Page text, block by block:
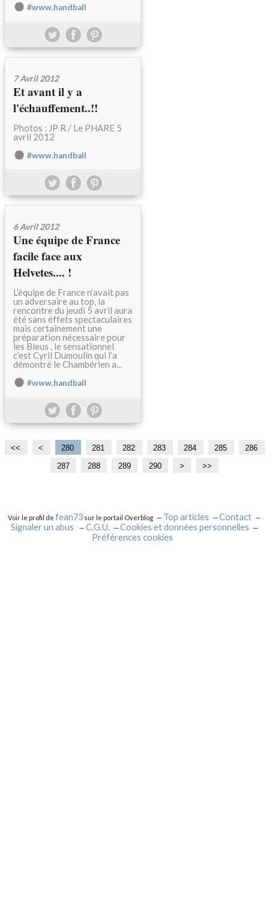
#www.handball
7 Avril 2012
Et avant il y a
l'échauffement..!!
Photos : JP R / Le PHARE 5
avril 2012
#www.handball
6 Avril 2012
Une équipe de France
facile face aux
Helvetes.... !
L’équipe de France n’avait pas
un adversaire au top, la
rencontre du jeudi 5 avril aura
été sans éffets spectaculaires
mais certainement une
préparation nécessaire pour
les Bleus , le sensationnel
c’est Cyril Dumoulin qui l’a
démontré le Chambérien a...
#www.handball
<< <
2
0
2
1
2
2
2
3
2
4
2
5
2
6
2
7
280 281 282 283 284 285
286
287
288 289 290
3
4
> >>
Voir le profil defean73 sur le portail Overblog Top articles
Contact
Signaler un abus
C.G.U.
Cookies et données personnelles
Préférences cookies